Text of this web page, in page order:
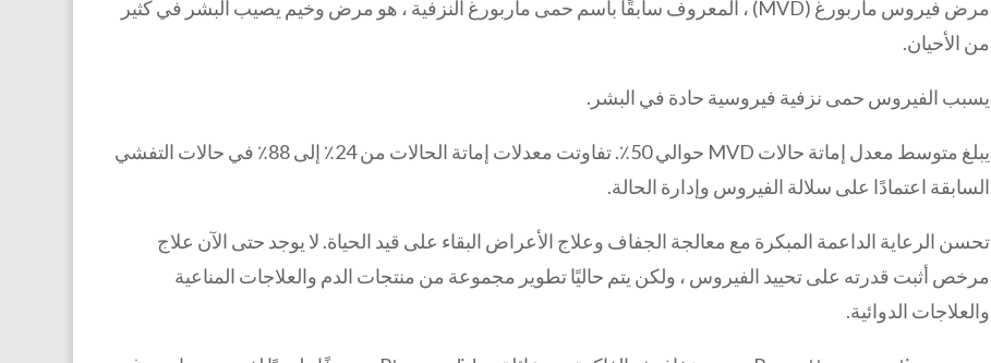
مرض فيروس ماربورغ (MVD) ، المعروف سابقًا باسم حمى ماربورغ النزفية ، هو مرض وخيم يصيب البشر في كثير
من الأحيان.
يسبب الفيروس حمى نزفية فيروسية حادة في البشر.
يبلغ متوسط ​​معدل إماتة حالات MVD حوالي 50٪. تفاوتت معدلات إماتة الحالات من 24٪ إلى 88٪ في حالات التفشي
السابقة اعتمادًا على سلالة الفيروس وإدارة الحالة.
تحسن الرعاية الداعمة المبكرة مع معالجة الجفاف وعلاج الأعراض البقاء على قيد الحياة. لا يوجد حتى الآن علاج
مرخص أثبت قدرته على تحييد الفيروس ، ولكن يتم حاليًا تطوير مجموعة من منتجات الدم والعلاجات المناعية
والعلاجات الدوائية.